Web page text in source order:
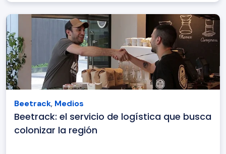
Beetrack, Medios
Beetrack: el servicio de logística que busca
colonizar la región